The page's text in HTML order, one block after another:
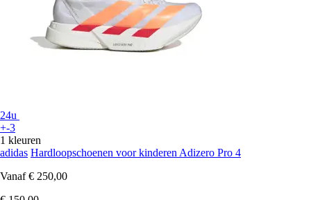
24u
+-3
1 kleuren
adidas Hardloopschoenen voor kinderen Adizero Pro 4
Vanaf € 250,00